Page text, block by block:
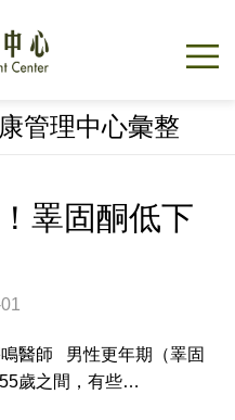
管理中心彙整
睪固酮低下
醫師 男性更年期（睪固
歲之間，有些…